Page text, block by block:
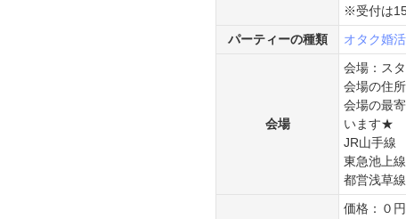
※受付は
パーティーの種類
オタク婚活
会場
会場：ス
会場の住
会場の最
います★
JR山手線
東急池上
都営浅草
価格：０円